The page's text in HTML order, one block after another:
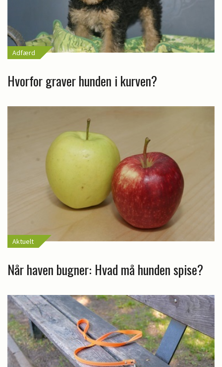
Adfærd
Hvorfor graver hunden i kurven?
Aktuelt
Når haven bugner: Hvad må hunden spise?